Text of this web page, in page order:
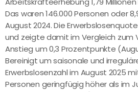
Das waren 146.000 Personen oder
August 2024. Die
und zeigte damit im Vergleich zum
Anstieg um 0,3 Prozentpunkte
Bereinigt um saisonale und
Erwerbslosenzahl im August 2025
Personen geringfügig höher als im